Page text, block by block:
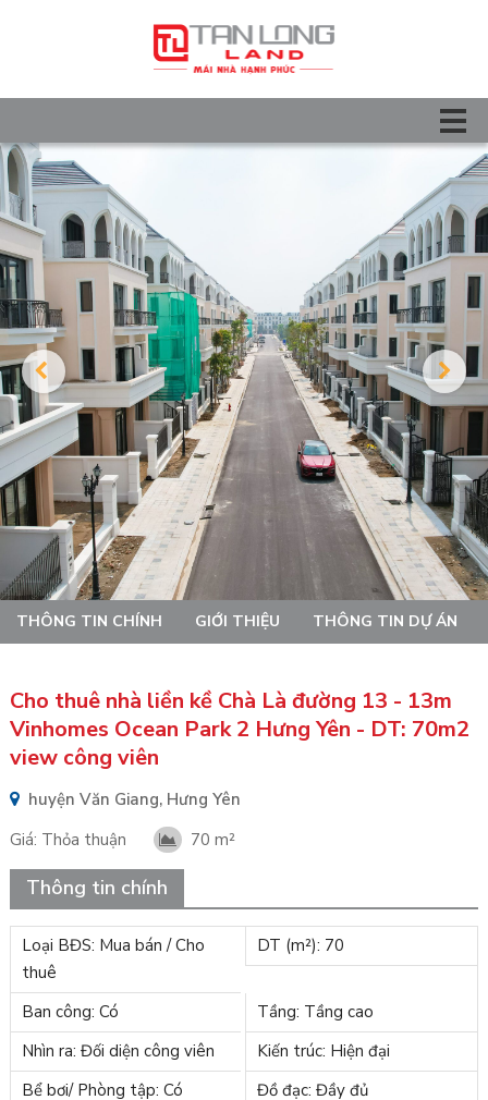
THÔNG TIN CHÍNH GIỚI THIỆU THÔNG TIN DỰ ÁN
Cho thuê nhà liền kề Chà Là đường 13 - 13m
Vinhomes Ocean Park 2 Hưng Yên - DT: 70m2
view công viên
huyện Văn Giang, Hưng Yên
Giá: Thỏa thuận 70 m²
Thông tin chính
Loại BĐS: Mua bán / Cho
thuê
DT (m²): 70
Ban công: Có
Tầng: Tầng cao
Nhìn ra: Đối diện công viên
Kiến trúc: Hiện đại
Bể bơi/ Phòng tập: Có
Đồ đạc: Đầy đủ